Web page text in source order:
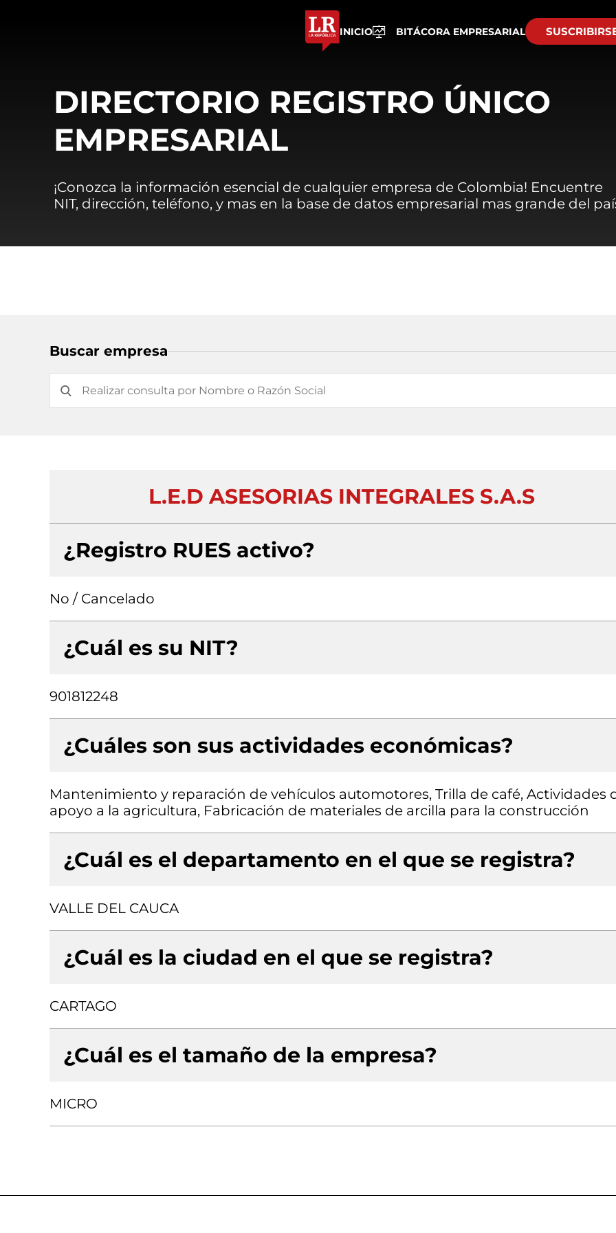
INICIO BITÁCORA EMPRESARIAL
DIRECTORIO REGISTRO ÚNICO
EMPRESARIAL
¡Conozca la información esencial de cualquier empresa de Colombia! Encuentre
NIT, dirección, teléfono, y mas en la base de datos empresarial mas grande del
Buscar empresa
L.E.D ASESORIAS INTEGRALES S.A.S
¿Registro RUES activo?
No / Cancelado
¿Cuál es su NIT?
901812248
¿Cuáles son sus actividades económicas?
Mantenimiento y reparación de vehículos automotores, Trilla de café, Actividades
apoyo a la agricultura, Fabricación de materiales de arcilla para la construcción
¿Cuál es el departamento en el que se registra?
VALLE DEL CAUCA
¿Cuál es la ciudad en el que se registra?
CARTAGO
¿Cuál es el tamaño de la empresa?
MICRO